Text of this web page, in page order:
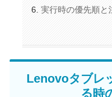
実行時の優先順と
Lenovoタブレ
る時